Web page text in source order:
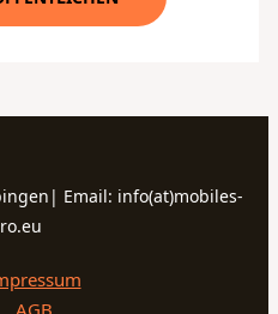
Email: info(at)mobiles-
AGB